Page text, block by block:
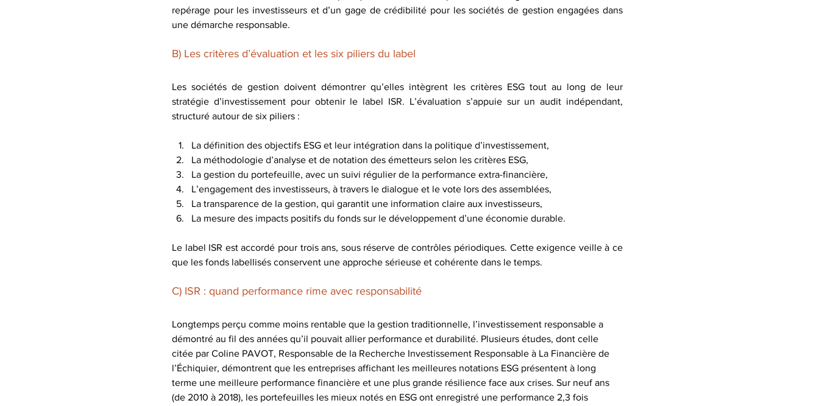
repérage pour les investisseurs et d’un gage de crédibilité pour les sociétés de gestion engagées dans
une démarche responsable.
B) Les critères d’évaluation et les six piliers du label
Les sociétés de gestion doivent démontrer qu’elles intègrent les critères ESG tout au long de leur
stratégie d’investissement pour obtenir le label ISR. L’évaluation s’appuie sur un audit indépendant,
structuré autour de six piliers :
La définition des objectifs ESG et leur intégration dans la politique d’investissement,
La méthodologie d’analyse et de notation des émetteurs selon les critères ESG,
La gestion du portefeuille, avec un suivi régulier de la performance extra-financière,
L’engagement des investisseurs, à travers le dialogue et le vote lors des assemblées,
La transparence de la gestion, qui garantit une information claire aux investisseurs,
La mesure des impacts positifs du fonds sur le développement d’une économie durable.
Le label ISR est accordé pour trois ans, sous réserve de contrôles périodiques. Cette exigence veille à ce
que les fonds labellisés conservent une approche sérieuse et cohérente dans le temps.
C) ISR : quand performance rime avec responsabilité
Longtemps perçu comme moins rentable que la gestion traditionnelle, l’investissement responsable a
démontré au fil des années qu’il pouvait allier performance et durabilité. Plusieurs études, dont celle
citée par Coline PAVOT, Responsable de la Recherche Investissement Responsable à La Financière de
l’Échiquier, démontrent que les entreprises affichant les meilleures notations ESG présentent à long
terme une meilleure performance financière et une plus grande résilience face aux crises. Sur neuf ans
(de 2010 à 2018), les portefeuilles les mieux notés en ESG ont enregistré une performance 2,3 fois